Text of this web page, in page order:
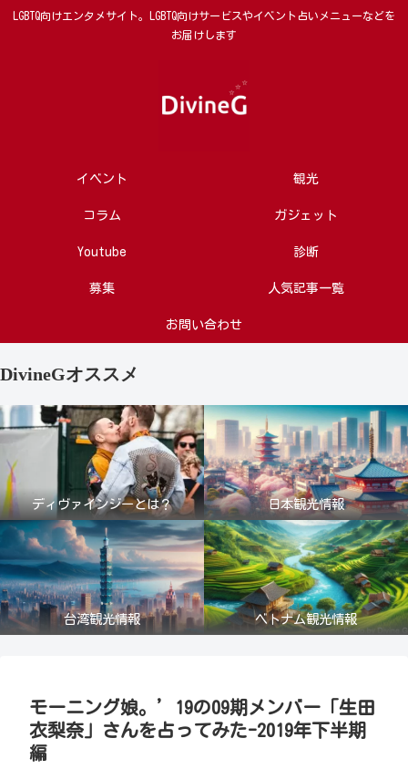
LGBTQ向けエンタメサイト。LGBTQ向けサービスやイベント占いメニューなどを
お届けします
イベント 観光
コラム ガジェット
Youtube 診断
募集 人気記事一覧
お問い合わせ
DivineGオススメ
ディヴァインジーとは？ 日本観光情報
台湾観光情報 ベトナム観光情報
モーニング娘。’19の09期メンバー「生田
衣梨奈」さんを占ってみた-2019年下半期
編